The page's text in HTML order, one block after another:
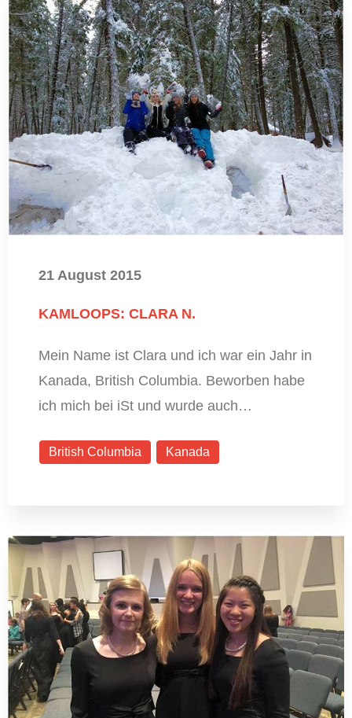
21 August 2015
KAMLOOPS: CLARA N.
Mein Name ist Clara und ich war ein Jahr in
Kanada, British Columbia. Beworben habe
ich mich bei iSt und wurde auch…
British Columbia Kanada